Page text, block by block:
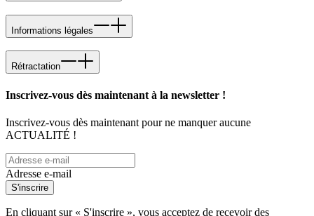
Informations légales
Rétractation
Inscrivez-vous dès maintenant à la newsletter !
Inscrivez-vous dès maintenant pour ne manquer aucune
ACTUALITÉ !
Adresse e-mail
S'inscrire
En cliquant sur « S'inscrire », vous acceptez de recevoir des